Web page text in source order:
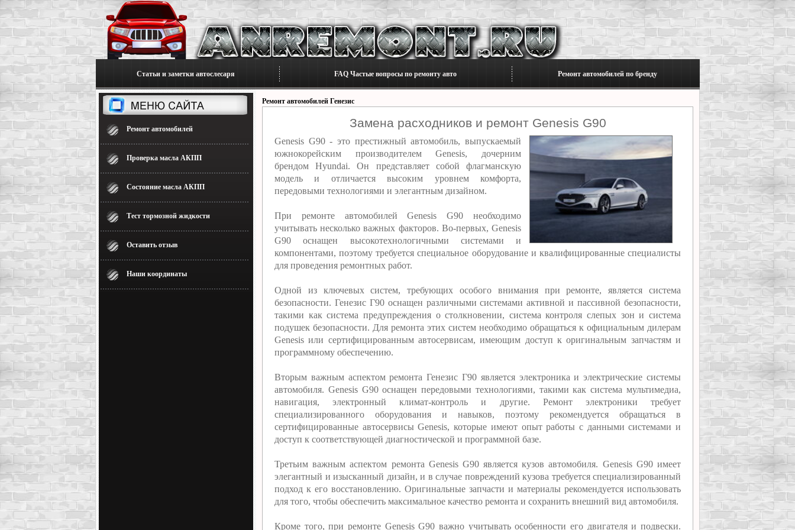
Статьи и заметки автослесаря FAQ Частые вопросы по ремонту авто Ремонт автомобилей по бренду
Ремонт автомобилей
Проверка масла АКПП
Состояние масла АКПП
Тест тормозной жидкости
Оставить отзыв
Наши координаты
Ремонт автомобилей Генезис
Замена расходников и ремонт Genesis G90
Genesis G90 - это престижный автомобиль, выпускаемый
южнокорейским производителем Genesis, дочерним
брендом Hyundai. Он представляет собой флагманскую
модель и отличается высоким уровнем комфорта,
передовыми технологиями и элегантным дизайном.
При ремонте автомобилей Genesis G90 необходимо
учитывать несколько важных факторов. Во-первых, Genesis
G90 оснащен высокотехнологичными системами и
компонентами, поэтому требуется специальное оборудование и квалифицированные специалисты
для проведения ремонтных работ.
Одной из ключевых систем, требующих особого внимания при ремонте, является система
безопасности. Генезис Г90 оснащен различными системами активной и пассивной безопасности,
такими как система предупреждения о столкновении, система контроля слепых зон и система
подушек безопасности. Для ремонта этих систем необходимо обращаться к официальным дилерам
Genesis или сертифицированным автосервисам, имеющим доступ к оригинальным запчастям и
программному обеспечению.
Вторым важным аспектом ремонта Генезис Г90 является электроника и электрические системы
автомобиля. Genesis G90 оснащен передовыми технологиями, такими как система мультимедиа,
навигация, электронный климат-контроль и другие. Ремонт электроники требует
специализированного оборудования и навыков, поэтому рекомендуется обращаться в
сертифицированные автосервисы Genesis, которые имеют опыт работы с данными системами и
доступ к соответствующей диагностической и программной базе.
Третьим важным аспектом ремонта Genesis G90 является кузов автомобиля. Genesis G90 имеет
элегантный и изысканный дизайн, и в случае повреждений кузова требуется специализированный
подход к его восстановлению. Оригинальные запчасти и материалы рекомендуется использовать
для того, чтобы обеспечить максимальное качество ремонта и сохранить внешний вид автомобиля.
Кроме того, при ремонте Genesis G90 важно учитывать особенности его двигателя и подвески.